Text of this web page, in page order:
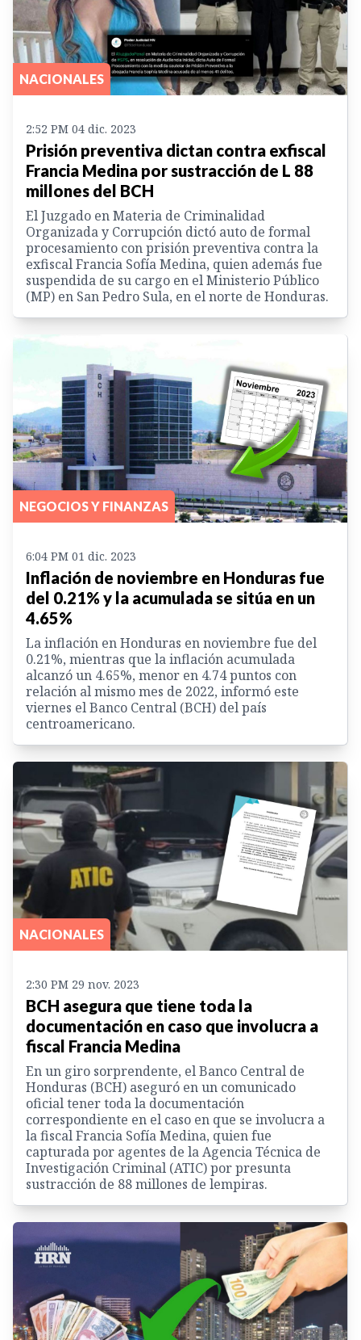
NACIONALES
2:52 PM 04 dic. 2023
Prisión preventiva dictan contra exfiscal
Francia Medina por sustracción de L 88
millones del BCH
El Juzgado en Materia de Criminalidad
Organizada y Corrupción dictó auto de formal
procesamiento con prisión preventiva contra la
exfiscal Francia Sofía Medina, quien además fue
suspendida de su cargo en el Ministerio Público
(MP) en San Pedro Sula, en el norte de Honduras.
NEGOCIOS Y FINANZAS
6:04 PM 01 dic. 2023
Inflación de noviembre en Honduras fue
del 0.21% y la acumulada se sitúa en un
4.65%
La inflación en Honduras en noviembre fue del
0.21%, mientras que la inflación acumulada
alcanzó un 4.65%, menor en 4.74 puntos con
relación al mismo mes de 2022, informó este
viernes el Banco Central (BCH) del país
centroamericano.
NACIONALES
2:30 PM 29 nov. 2023
BCH asegura que tiene toda la
documentación en caso que involucra a
fiscal Francia Medina
En un giro sorprendente, el Banco Central de
Honduras (BCH) aseguró en un comunicado
oficial tener toda la documentación
correspondiente en el caso en que se involucra a
la fiscal Francia Sofía Medina, quien fue
capturada por agentes de la Agencia Técnica de
Investigación Criminal (ATIC) por presunta
sustracción de 88 millones de lempiras.